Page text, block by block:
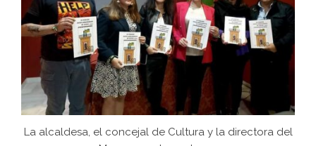
La alcaldesa, el concejal de Cultura y la directora del